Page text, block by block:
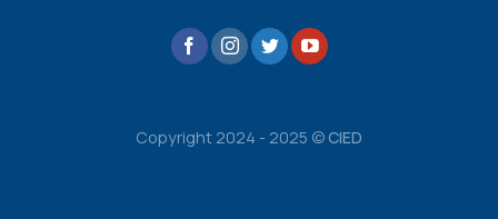
Copyright 2024 - 2025 ©CIED